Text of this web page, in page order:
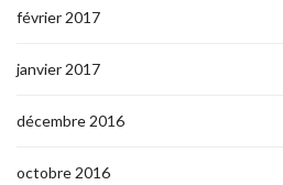
février 2017
janvier 2017
décembre 2016
octobre 2016